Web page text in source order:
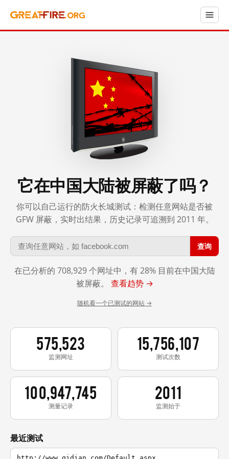
它在中国大陆被屏蔽了吗？
你可以自己运行的防火长城测试：检测任意网站是否被
GFW 屏蔽，实时出结果，历史记录可追溯到 2011 年。
查询
在已分析的 708,929 个网址中，有 28% 目前在中国大陆
被屏蔽。 查看趋势 →
随机看一个已测试的网站 →
575,523
监测网址
15,756,107
测试次数
100,947,745
测量记录
2011
监测始于
最近测试